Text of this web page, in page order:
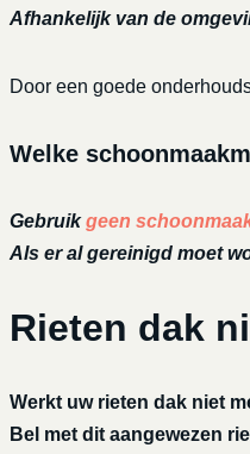
Afhankelijk van de
Door een goede
Welke
Gebruikgeen
Als er al gereinigd moet
Rieten dak
Werkt uw rieten dak niet
Bel met dit aangewezen